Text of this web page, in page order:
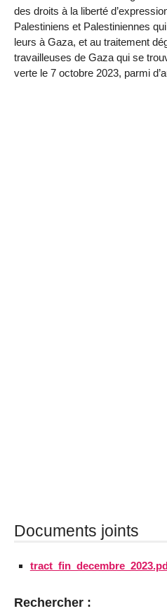
des droits à la liberté
Palestiniens et Palestiniennes
leurs à Gaza, et au traitement
travailleuses de Gaza qui se
verte le 7 octobre 2023, parmi
Documents joints
Rechercher :